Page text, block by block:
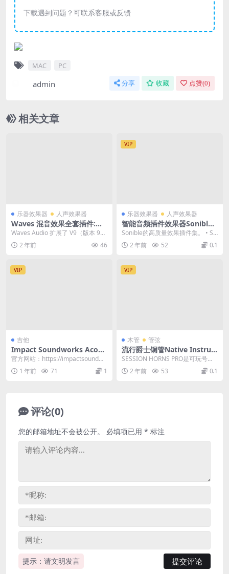
下载遇到问题？可联系客服或反馈
MAC PC
admin 分享 收藏 点赞(0)
相关文章
乐器效果器 人声效果器
Waves 混音效果全套插件:Wa
ves v9 Complete 完美破解版
及安装教程
Waves Audio 扩展了 V9（版本 9）
的功能，现在可以使用 Yamah...
2 年前 46
VIP
乐器效果器 人声效果器
智能音频插件效果器Sonible
FX Bundle 2022 VST VST3 A
AX x64 WIN/Mac
Sonible的高质量效果插件集。 • So
nible EntropyEQ v1...
2 年前 52 0.1
VIP
吉他
Impact Soundworks Acous
tic Revolutions Strum Desi
gner (KONTAKT) 原声吉他节
奏音源
官方网站：https://impactsoundwo
rks.com/produc...
1 年前 71 1
VIP
木管 管弦
流行爵士铜管Native Instru
ments Session Horns Pro v
SESSION HORNS PRO是可玩号角
中的最后一个词。将10种完美采样
的乐...2 年前 53 0.1
评论(0)
提示：请文明发言
您的邮箱地址不会被公开。 必填项已用 * 标注